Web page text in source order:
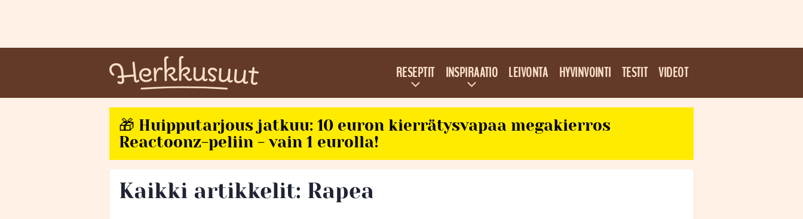
RESEPTIT INSPIRAATIO LEIVONTA HYVINVOINTI TESTIT VIDEOT
🎁 Huipputarjous jatkuu: 10 euron kierrätysvapaa megakierros
Reactoonz-peliin - vain 1 eurolla!
Kaikki artikkelit: Rapea